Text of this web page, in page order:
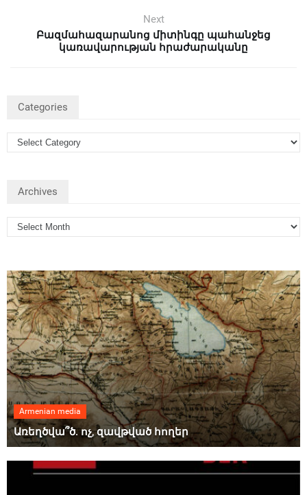
Next
Բազմահազարանոց միտինգը պահանջեց
կառավարության հրաժարականը
Categories
Archives
Armenian media
Առեղծվա՞ծ. ոչ, զավթված հողեր